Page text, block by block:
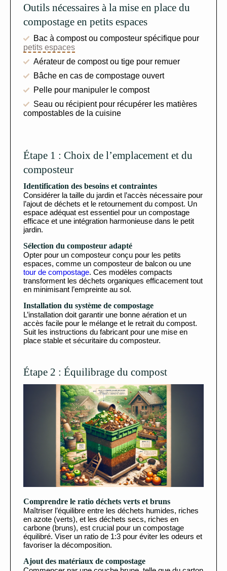
Outils nécessaires à la mise en place du
compostage en petits espaces
Bac à compost ou composteur spécifique pour
petits espaces
Aérateur de compost ou tige pour remuer
Bâche en cas de compostage ouvert
Pelle pour manipuler le compost
Seau ou récipient pour récupérer les matières
compostables de la cuisine
Étape 1 : Choix de l’emplacement et du
composteur
Identification des besoins et contraintes
Considérer la taille du jardin et l’accès nécessaire pour
l’ajout de déchets et le retournement du compost. Un
espace adéquat est essentiel pour un compostage
efficace et une intégration harmonieuse dans le petit
jardin.
Sélection du composteur adapté
Opter pour un composteur conçu pour les petits
espaces, comme un composteur de balcon ou une
tour de compostage. Ces modèles compacts
transforment les déchets organiques efficacement tout
en minimisant l’empreinte au sol.
Installation du système de compostage
L’installation doit garantir une bonne aération et un
accès facile pour le mélange et le retrait du compost.
Suit les instructions du fabricant pour une mise en
place stable et sécuritaire du composteur.
Étape 2 : Équilibrage du compost
Comprendre le ratio déchets verts et bruns
Maîtriser l’équilibre entre les déchets humides, riches
en azote (verts), et les déchets secs, riches en
carbone (bruns), est crucial pour un compostage
équilibré. Viser un ratio de 1:3 pour éviter les odeurs et
favoriser la décomposition.
Ajout des matériaux de compostage